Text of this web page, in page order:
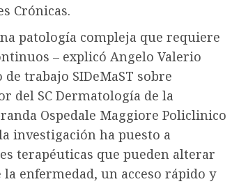
Crónicas.
patología compleja que requiere
– explicó Angelo Valerio
trabajo SIDeMaST sobre
del SC Dermatología de la
Ospedale Maggiore Policlinico
investigación ha puesto a
terapéuticas que pueden alterar
enfermedad, un acceso rápido y